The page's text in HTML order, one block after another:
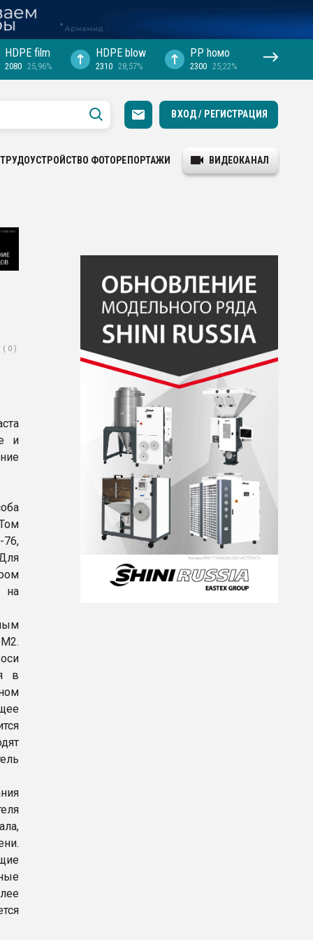
HDPE film
2080 25,96%
HDPE blow
2310 28,57%
PP hомо
2300 25,22%
ВХОД / РЕГИСТРАЦИЯ
ТРУДОУСТРОЙСТВО ФОТОРЕПОРТАЖИ ВИДЕОКАНАЛ
( 0 )
и
76,
на
в